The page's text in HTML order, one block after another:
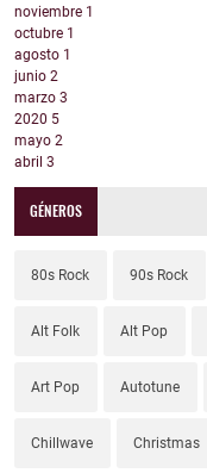
noviembre 1
octubre 1
agosto 1
junio 2
marzo 3
2020 5
mayo 2
abril 3
GÉNEROS
80s Rock 90s Rock
Alt Folk Alt Pop
Art Pop Autotune
Chillwave Christmas